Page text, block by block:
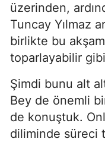
üzerinden,
Tuncay Yılmaz
birlikte bu
toparlayabilir
Şimdi bunu alt
Bey de önemli
de konuştuk.
diliminde süreci